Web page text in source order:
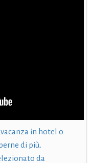
in hotel o
di più.
da